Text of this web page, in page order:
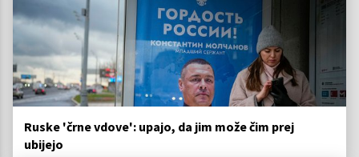
Ruske 'črne vdove': upajo, da jim može čim prej
ubijejo